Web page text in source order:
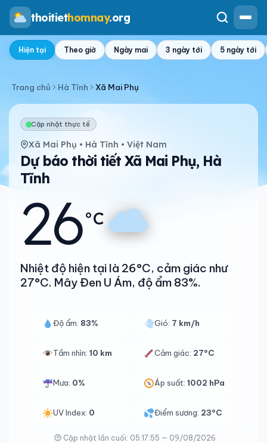
thoitiethomnay.org
Hiện tại Theo giờ Ngày mai 3 ngày tới 5 ngày tới
Trang chủ Hà Tĩnh Xã Mai Phụ
Cập nhật thực tế
Xã Mai Phụ • Hà Tĩnh • Việt Nam
Dự báo thời tiết Xã Mai Phụ, Hà
Tĩnh
26°C
Nhiệt độ hiện tại là 26°C, cảm giác như
27°C. Mây Đen U Ám, độ ẩm 83%.
Độ ẩm: 83% Gió: 7 km/h
Tầm nhìn: 10 km Cảm giác: 27°C
Mưa: 0% Áp suất:1002 hPa
UV Index: 0 Điểm sương: 23°C
Cập nhật lần cuối: 05:17:55 — 09/08/2026